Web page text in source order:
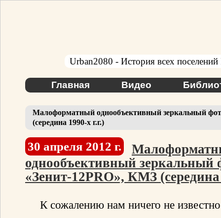
Urban2080 - История всех поселений
Главная Видео
Малоформатный однообъективный зеркальный
(середина 1990-х г.г.)
30 апреля 2012 г.
однообъективный зеркальный
«Зенит-12PRO», КМЗ (середина
К сожалению нам ничего не